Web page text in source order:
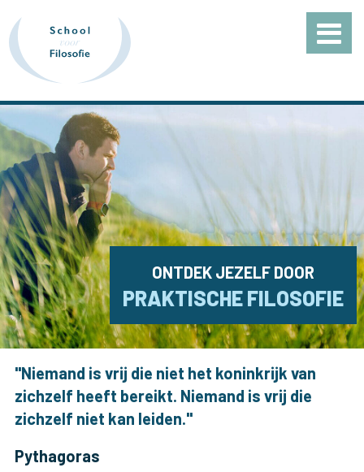
ONTDEK JEZELF DOOR
PRAKTISCHE FILOSOFIE
"Niemand is vrij die niet het koninkrijk van
zichzelf heeft bereikt. Niemand is vrij die
zichzelf niet kan leiden."
Pythagoras